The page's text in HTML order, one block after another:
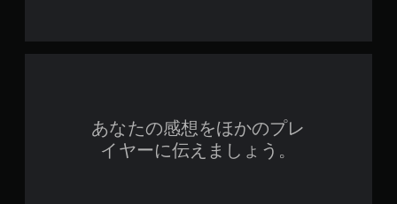
あなたの感想をほかのプレ
イヤーに伝えましょう。